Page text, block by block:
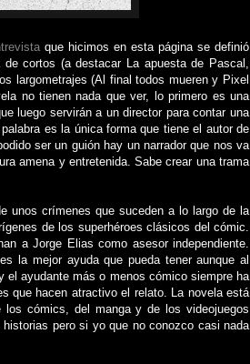
que hicimos en esta página se definió
cortos (a destacar La apuesta de Pascal,
largometrajes (Al final todos mueren y Pixel
no tienen nada que ver, lo primero es una
luego servirán a un director para contar una
es la única forma que tiene el autor de
ser un guión hay un narrador que nos va
amena y entretenida. Sabe crear una trama
unos crímenes que suceden a lo largo de la
de los superhéroes clásicos del cómic.
a Jorge Elias como asesor independiente.
la mejor ayuda que pueda tener aunque al
ayudante más o menos cómico siempre ha
que hacen atractivo el relato. La novela está
cómics, del manga y de los videojuegos
pero si yo que no conozco casi nada